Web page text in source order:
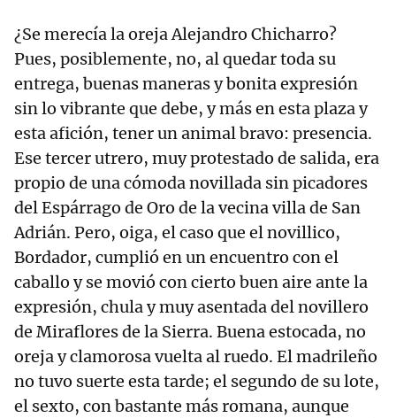
¿Se merecía la oreja Alejandro Chicharro?
Pues, posiblemente, no, al quedar toda su
entrega, buenas maneras y bonita expresión
sin lo vibrante que debe, y más en esta plaza y
esta afición, tener un animal bravo: presencia.
Ese tercer utrero, muy protestado de salida, era
propio de una cómoda novillada sin picadores
del Espárrago de Oro de la vecina villa de San
Adrián. Pero, oiga, el caso que el novillico,
Bordador, cumplió en un encuentro con el
caballo y se movió con cierto buen aire ante la
expresión, chula y muy asentada del novillero
de Miraflores de la Sierra. Buena estocada, no
oreja y clamorosa vuelta al ruedo. El madrileño
no tuvo suerte esta tarde; el segundo de su lote,
el sexto, con bastante más romana, aunque